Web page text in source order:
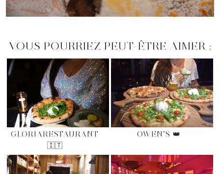
VOUS POURRIEZ PEUT-ÊTRE AIMER :
GLORIARESTAURANT
🇮🇹
OWEN’S 👑